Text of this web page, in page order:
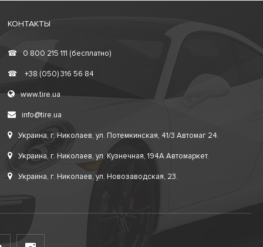
КОНТАКТЫ
☎ 0 800 215 111 (бесплатно)
☎ +38 (050) 316 56 84
www.tire.ua
info@tire.ua
Украина, г. Николаев, ул. Потемкинская, 41/3 Автомаг 24.
Украина, г. Николаев, ул. Кузнечная, 194А Автомаркет.
Украина, г. Николаев, ул. Новозаводская, 23.